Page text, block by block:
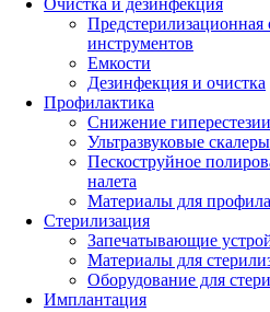
Предстерилизационная
инструментов
Емкости
Дезинфекция и очистка
Профилактика
Снижение гиперестезии
Ультразвуковые скалеры
Пескоструйное
налета
Материалы для
Стерилизация
Запечатывающие
Материалы для
Оборудование для
Имплантация